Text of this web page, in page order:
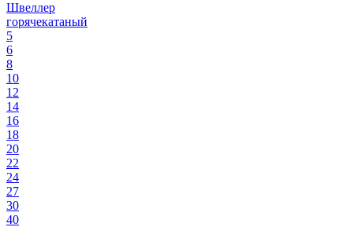
Швеллер
горячекатаный
5
6
8
10
12
14
16
18
20
22
24
27
30
40